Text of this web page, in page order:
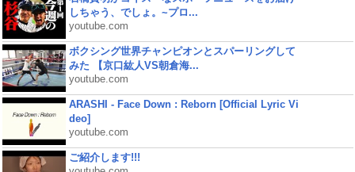
しちゃう、でしょ。~プロ...
youtube.com
ボクシング世界チャンピオンとスパーリングして
みた 【京口紘人VS朝倉海...
youtube.com
ARASHI - Face Down : Reborn [Official Lyric Vi
deo]
youtube.com
ご紹介します!!!